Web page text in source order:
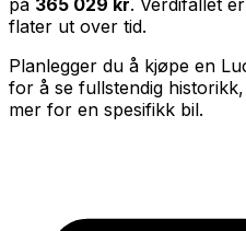
på 365 029 kr. Verdifallet
flater ut over tid.
Planlegger du å kjøpe en
for å se fullstendig
mer for en spesifikk bil.